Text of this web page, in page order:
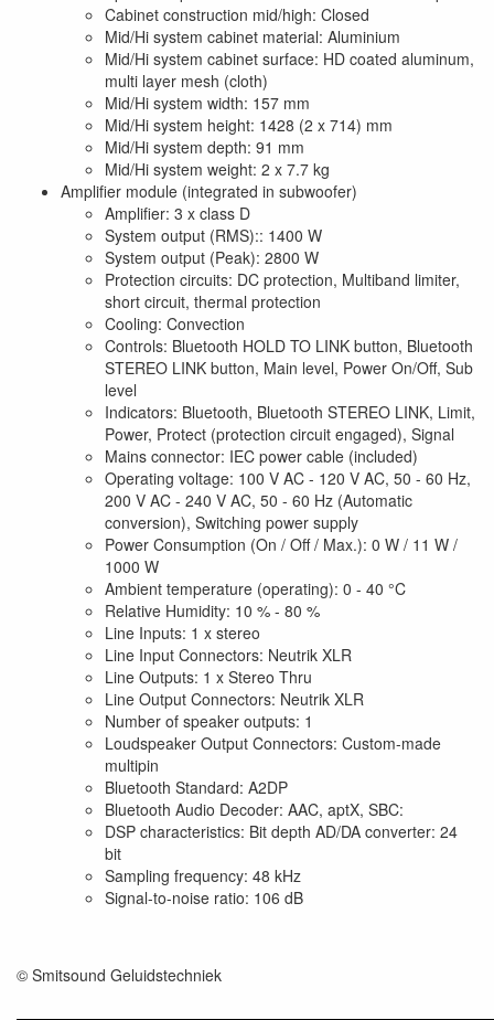
Cabinet construction mid/high: Closed
Mid/Hi system cabinet material: Aluminium
Mid/Hi system cabinet surface: HD coated aluminum,
multi layer mesh (cloth)
Mid/Hi system width: 157 mm
Mid/Hi system height: 1428 (2 x 714) mm
Mid/Hi system depth: 91 mm
Mid/Hi system weight: 2 x 7.7 kg
Amplifier module (integrated in subwoofer)
Amplifier: 3 x class D
System output (RMS):: 1400 W
System output (Peak): 2800 W
Protection circuits: DC protection, Multiband limiter,
short circuit, thermal protection
Cooling: Convection
Controls: Bluetooth HOLD TO LINK button, Bluetooth
STEREO LINK button, Main level, Power On/Off, Sub
level
Indicators: Bluetooth, Bluetooth STEREO LINK, Limit,
Power, Protect (protection circuit engaged), Signal
Mains connector: IEC power cable (included)
Operating voltage: 100 V AC - 120 V AC, 50 - 60 Hz,
200 V AC - 240 V AC, 50 - 60 Hz (Automatic
conversion), Switching power supply
Power Consumption (On / Off / Max.): 0 W / 11 W /
1000 W
Ambient temperature (operating): 0 - 40 °C
Relative Humidity: 10 % - 80 %
Line Inputs: 1 x stereo
Line Input Connectors: Neutrik XLR
Line Outputs: 1 x Stereo Thru
Line Output Connectors: Neutrik XLR
Number of speaker outputs: 1
Loudspeaker Output Connectors: Custom-made
multipin
Bluetooth Standard: A2DP
Bluetooth Audio Decoder: AAC, aptX, SBC:
DSP characteristics: Bit depth AD/DA converter: 24
bit
Sampling frequency: 48 kHz
Signal-to-noise ratio: 106 dB
© Smitsound Geluidstechniek